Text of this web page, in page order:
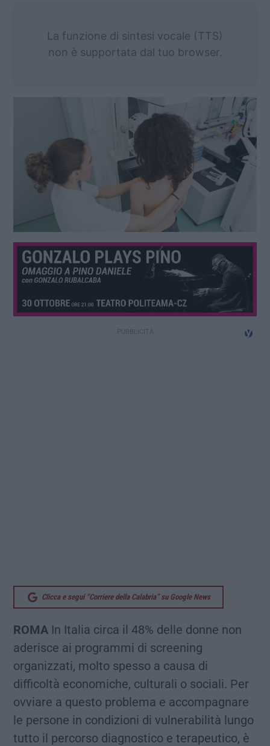
La funzione di sintesi vocale (TTS)
non è supportata dal tuo browser.
Clicca e segui “Corriere della Calabria” su Google News
ROMA In Italia circa il 48% delle donne non
aderisce ai programmi di screening
organizzati, molto spesso a causa di
difficoltà economiche, culturali o sociali. Per
ovviare a questo problema e accompagnare
le persone in condizioni di vulnerabilità lungo
tutto il percorso diagnostico e terapeutico, è